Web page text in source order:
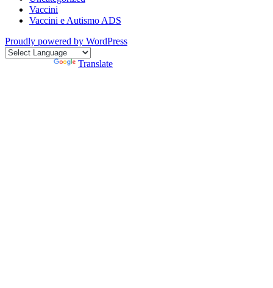
Vaccini
Vaccini e Autismo ADS
Proudly powered by WordPress
Translate